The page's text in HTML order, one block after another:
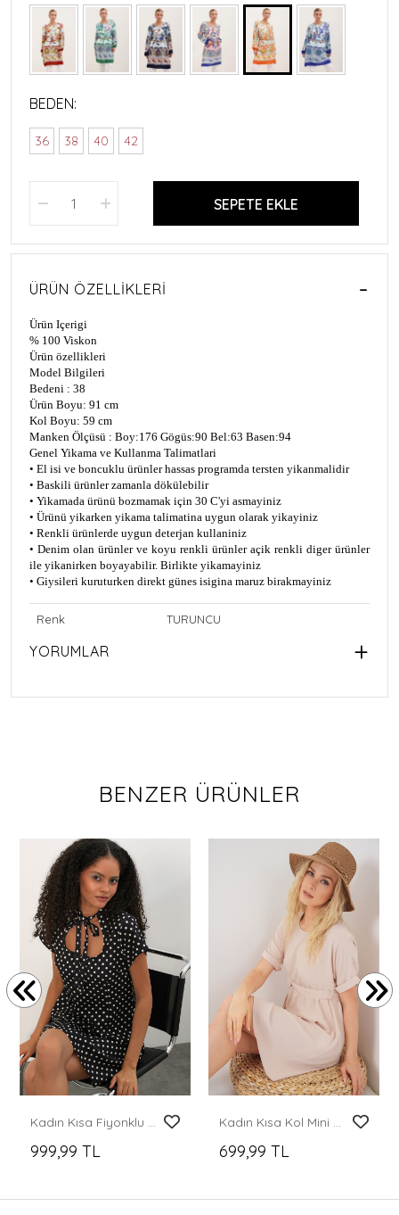
BEDEN:
36 38 40 42
SEPETE EKLE
ÜRÜN ÖZELLIKLERI
Ürün Içerigi
% 100 Viskon
Ürün özellikleri
Model Bilgileri
Bedeni : 38
Ürün Boyu: 91 cm
Kol Boyu: 59 cm
Manken Ölçüsü : Boy:176 Gögüs:90 Bel:63 Basen:94
Genel Yikama ve Kullanma Talimatlari
• El isi ve boncuklu ürünler hassas programda tersten yikanmalidir
• Baskili ürünler zamanla dökülebilir
• Yikamada ürünü bozmamak için 30 C'yi asmayiniz
• Ürünü yikarken yikama talimatina uygun olarak yikayiniz
• Renkli ürünlerde uygun deterjan kullaniniz
• Denim olan ürünler ve koyu renkli ürünler açik renkli diger ürünler
ile yikanirken boyayabilir. Birlikte yikamayiniz
• Giysileri kuruturken direkt günes isigina maruz birakmayiniz
Renk TURUNCU
YORUMLAR
BENZER ÜRÜNLER
Kadın Kısa Fiyonklu Puantiyeli Elbise 2605 - Siyah
999,99 TL
Kadın Kısa Kol Mini Ayrobin Elbise 2572 - Krem
699,99 TL